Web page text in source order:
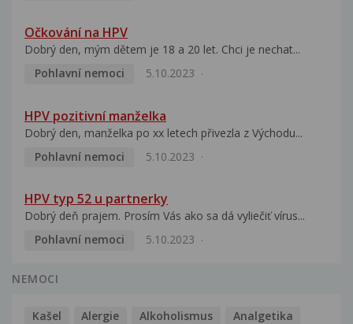
Očkování na HPV
Dobrý den, mým dětem je 18 a 20 let. Chci je nechat...
Pohlavní nemoci
5.10.2023
HPV pozitivní manželka
Dobrý den, manželka po xx letech přivezla z Východu...
Pohlavní nemoci
5.10.2023
HPV typ 52 u partnerky
Dobrý deň prajem. Prosím Vás ako sa dá vyliečiť vírus...
Pohlavní nemoci
5.10.2023
NEMOCI
Kašel Alergie Alkoholismus
Analgetika